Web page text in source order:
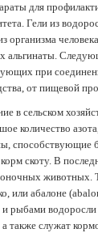
для
Гели из
организма
при
от пищевой
в сельском
количество
скоту. В
или абалоне
рыбами
а также служат